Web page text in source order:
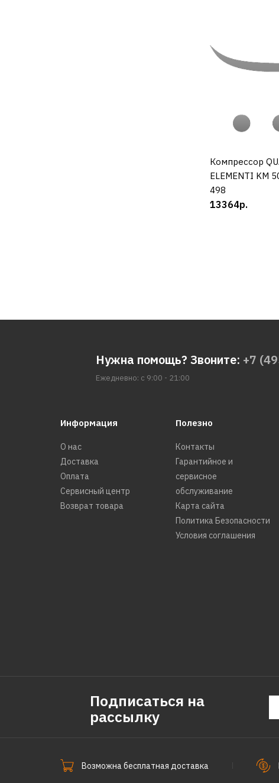
Компрессор
ELEMENTI KM
498
13364р.
Нужна помощь? Звоните: +7
Ежедневно: с 9:00 - 21:00
Информация
О нас
Доставка
Оплата
Сервисный центр
Возврат товара
Полезно
Контакты
Гарантийное и
сервисное
обслуживание
Карта сайта
Политика Безопасности
Условия соглашения
Подписаться на
рассылку
Возможна бесплатная доставка